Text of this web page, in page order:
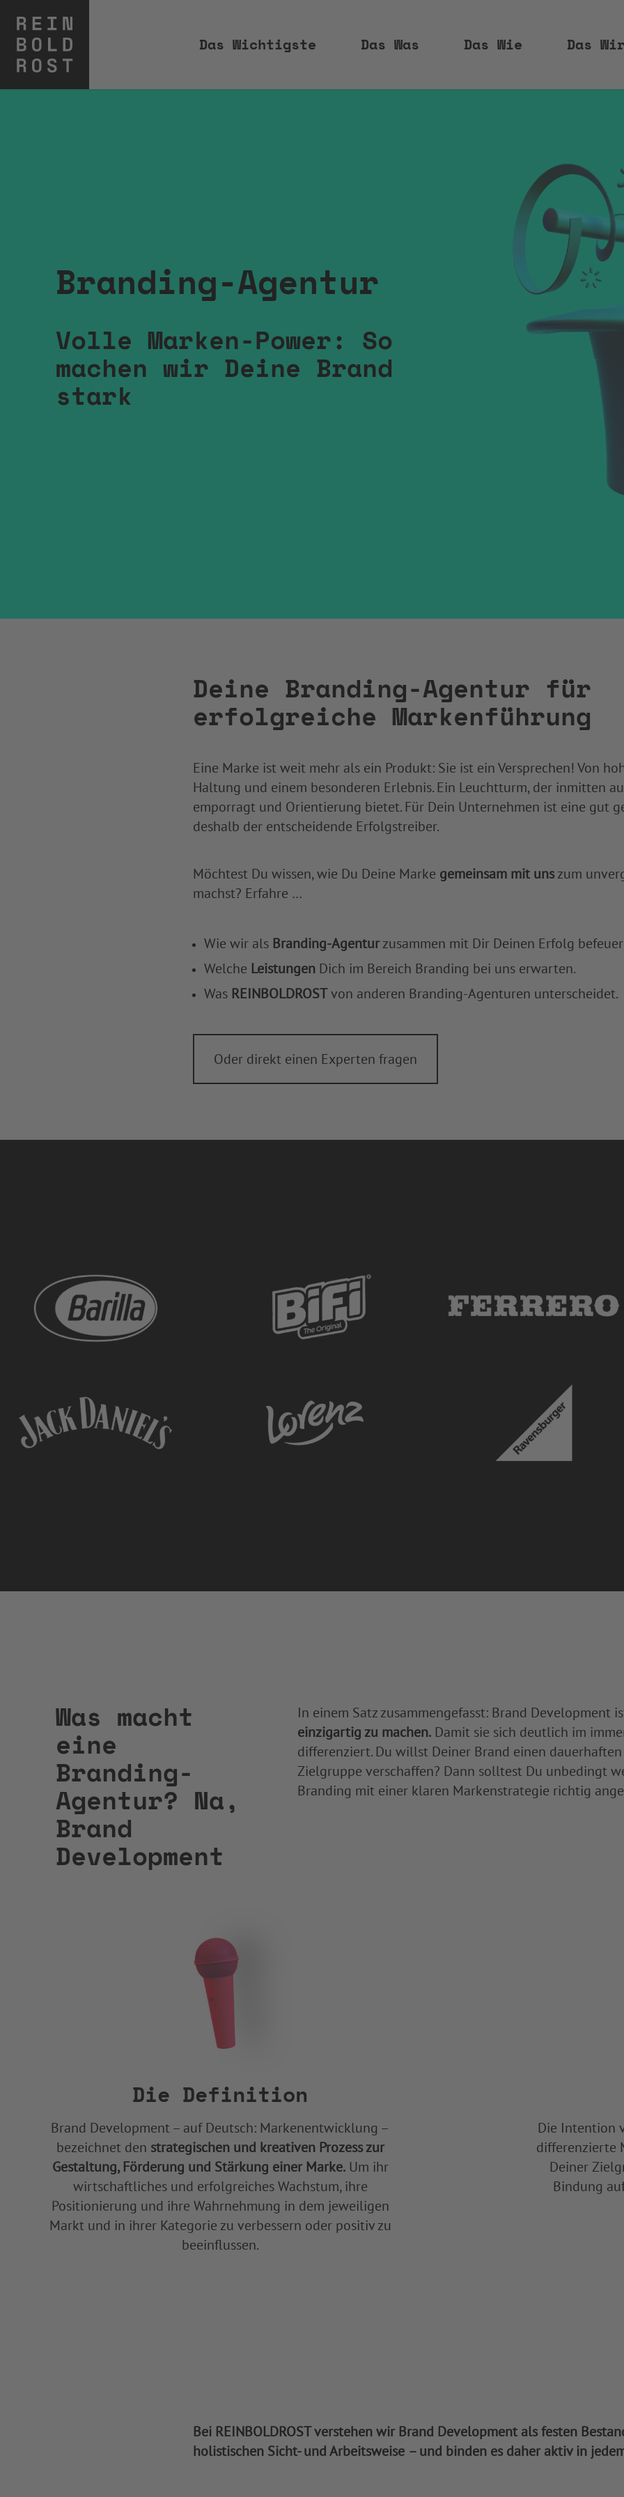
Das Wichtigste Das Was Das Wie Das
Branding-Agentur
Volle Marken-Power: So
machen wir Deine Brand
stark
Deine Branding-Agentur für
erfolgreiche Markenführung
Eine Marke ist weit mehr als ein Produkt: Sie ist ein Versprechen! Von
Haltung und einem besonderen Erlebnis. Ein Leuchtturm, der inmitten
emporragt und Orientierung bietet. Für Dein Unternehmen ist eine gut
deshalb der entscheidende Erfolgstreiber.
Möchtest Du wissen, wie Du Deine Marke gemeinsam mit unszum
machst? Erfahre …
Wie wir als Branding-Agenturzusammen mit Dir Deinen Erfolg
Welche Leistungen Dich im Bereich Branding bei uns erwarten.
Was REINBOLDROSTvon anderen Branding-Agenturen unterscheidet.
Oder direkt einen Experten fragen
Was macht
eine
Branding-
Agentur? Na,
Brand
Development
In einem Satz zusammengefasst: Brand Development
einzigartig zu machen. Damit sie sich deutlich im
differenziert. Du willst Deiner Brand einen
Zielgruppe verschaffen? Dann solltest Du unbedingt
Branding mit einer klaren Markenstrategie richtig
Die Definition
Brand Development – auf Deutsch: Markenentwicklung –
bezeichnet den strategischen und kreativen Prozess zur
Gestaltung, Förderung und Stärkung einer Marke.Um ihr
wirtschaftliches und erfolgreiches Wachstum, ihre
Positionierung und ihre Wahrnehmung in dem jeweiligen
Markt und in ihrer Kategorie zu verbessern oder positiv zu
beeinflussen.
Die Intention
differenzierte
Deiner
Bindung
Bei REINBOLDROST verstehen wir Brand Development als festen
holistischen Sicht- und Arbeitsweise – und binden es daher aktiv in